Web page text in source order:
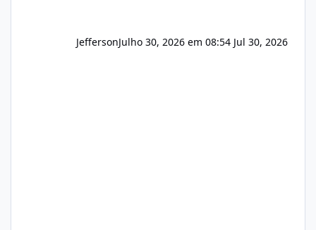
JeffersonJulho 30, 2026 em 08:54 Jul 30, 2026